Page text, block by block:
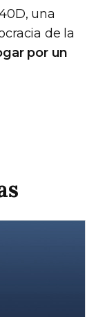
una
de la
por un